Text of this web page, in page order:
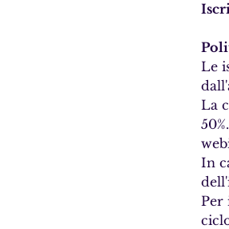
Le
La
In
Per